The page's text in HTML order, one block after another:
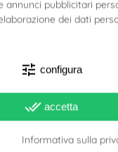
per singola fede.
vengono
utilizzato per le
OMAGGIO
annunci pubblicitari
dei dati
tune configura
done_all accetta
Informativa sulla